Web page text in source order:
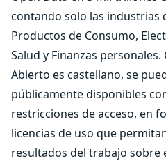
contando solo las industrias
Productos de Consumo,
Salud y Finanzas
Abierto es castellano, se
públicamente disponibles
restricciones de acceso, en
licencias de uso que
resultados del trabajo sobre